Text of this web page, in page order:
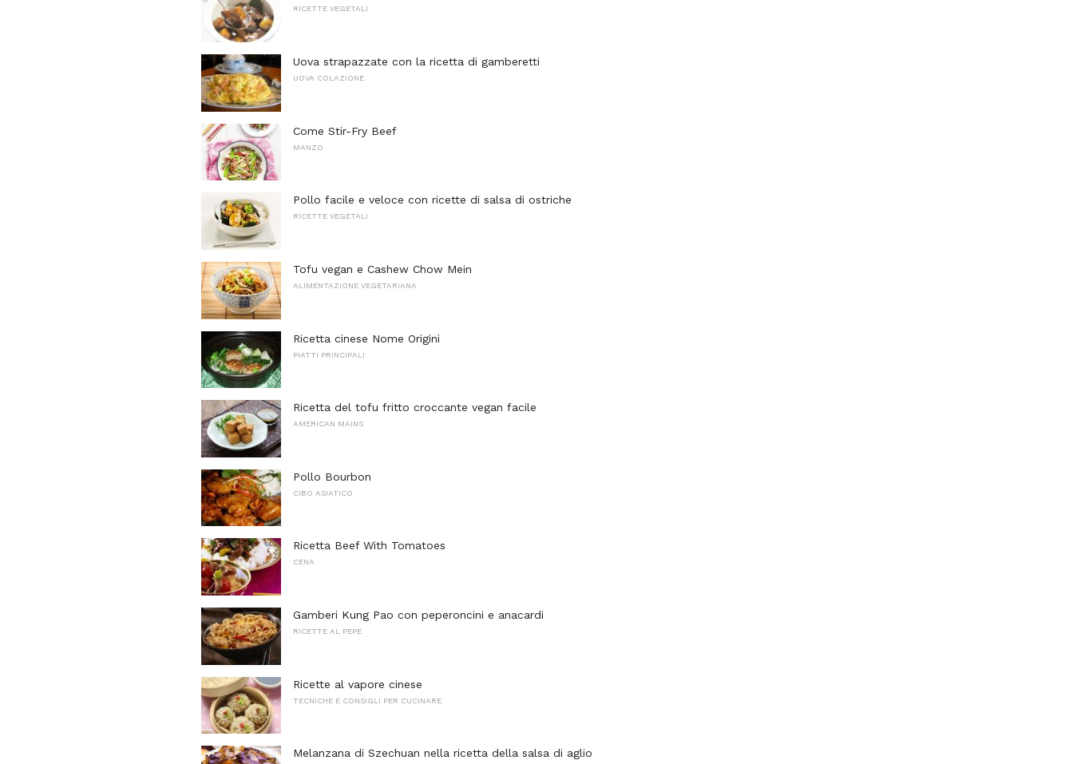
RICETTE VEGETALI
Uova strapazzate con la ricetta di gamberetti
UOVA COLAZIONE
Come Stir-Fry Beef
MANZO
Pollo facile e veloce con ricette di salsa di ostriche
RICETTE VEGETALI
Tofu vegan e Cashew Chow Mein
ALIMENTAZIONE VEGETARIANA
Ricetta cinese Nome Origini
PIATTI PRINCIPALI
Ricetta del tofu fritto croccante vegan facile
AMERICAN MAINS
Pollo Bourbon
CIBO ASIATICO
Ricetta Beef With Tomatoes
CENA
Gamberi Kung Pao con peperoncini e anacardi
RICETTE AL PEPE
Ricette al vapore cinese
TECNICHE E CONSIGLI PER CUCINARE
Melanzana di Szechuan nella ricetta della salsa di aglio